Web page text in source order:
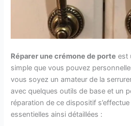
Réparer une crémone de porte est
simple que vous pouvez
vous soyez un amateur de la
avec quelques outils de base et un
réparation de ce dispositif
essentielles ainsi détaillées :